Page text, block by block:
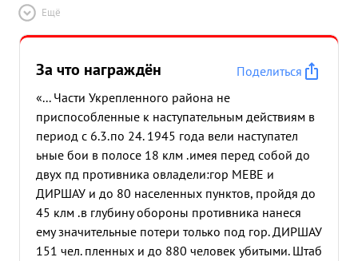
Ещё
За что награждён
Поделиться
«... Части Укрепленного района не
приспособленные к наступательным действиям в
период с 6.3.по 24. 1945 года вели наступател
ьные бои в полосе 18 клм .имея перед собой до
двух пд противника овладели:гор МЕВЕ и
ДИРШАУ и до 80 населенных пунктов, пройдя до
45 клм .в глубину обороны противника нанеся
ему значительные потери только под гор. ДИРШАУ
151 чел. пленных и до 880 человек убитыми. Штаб